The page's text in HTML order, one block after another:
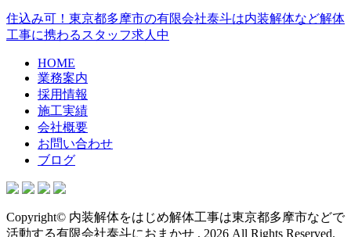
住込み可！東京都多摩市の有限会社泰斗は内装解体など解体
工事に携わるスタッフ求人中
HOME
業務案内
採用情報
施工実績
会社概要
お問い合わせ
ブログ
Copyright© 内装解体をはじめ解体工事は東京都多摩市などで
活動する有限会社泰斗におまかせ , 2026 All Rights Reserved.